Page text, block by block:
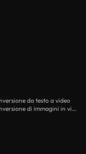
da testo a video
Flussi di lavoro di intelligenza artificiale per la conversione di immagini in video